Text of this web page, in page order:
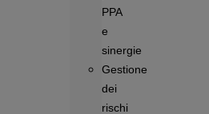
PPA
e
sinergie
Gestione
dei
rischi